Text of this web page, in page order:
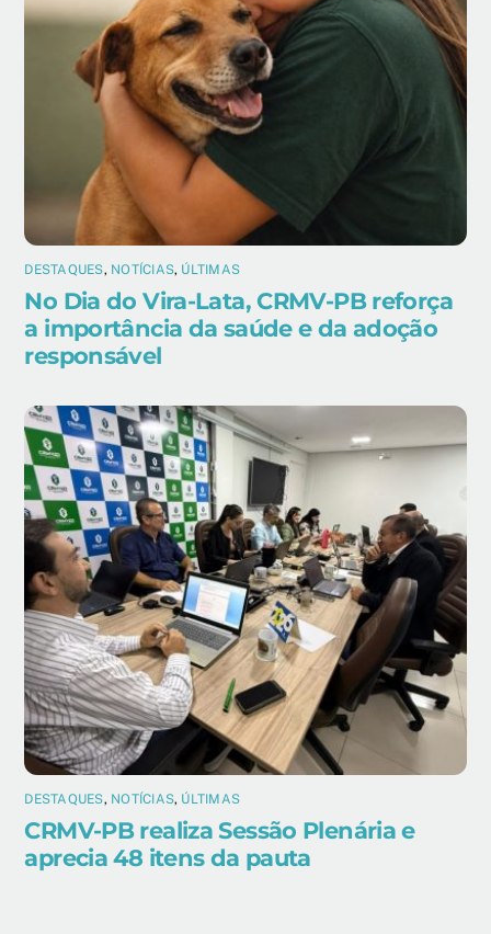
DESTAQUES, NOTÍCIAS, ÚLTIMAS
No Dia do Vira-Lata, CRMV-PB reforça
a importância da saúde e da adoção
responsável
DESTAQUES, NOTÍCIAS, ÚLTIMAS
CRMV-PB realiza Sessão Plenária e
aprecia 48 itens da pauta